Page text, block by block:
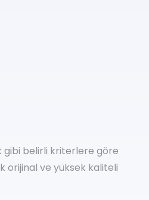
gibi belirli kriterlere göre
orijinal ve yüksek kaliteli